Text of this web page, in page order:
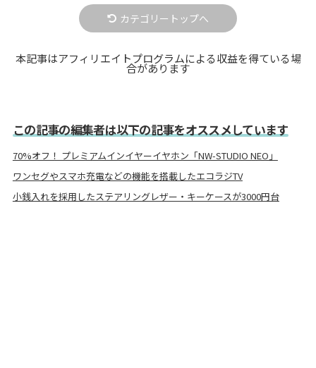
カテゴリートップへ
本記事はアフィリエイトプログラムによる収益を得ている場
合があります
この記事の編集者は以下の記事をオススメしています
70%オフ！ プレミアムインイヤーイヤホン「NW-STUDIO NEO」
ワンセグやスマホ充電などの機能を搭載したエコラジTV
小銭入れを採用したステアリングレザー・キーケースが3000円台